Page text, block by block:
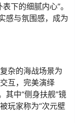
下的细腻内心”。
感与氛围感，成为
杂的海战场景为
互，完美演绎
其中“侧身扶舰”镜
玩家称为“次元壁